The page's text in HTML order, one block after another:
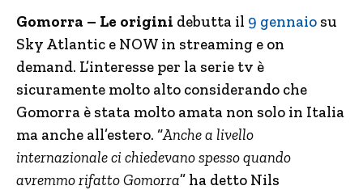
Gomorra – Le origini debutta il 9 gennaio su
Sky Atlantic e NOW in streaming e on
demand. L’interesse per la serie tv è
sicuramente molto alto considerando che
Gomorra è stata molto amata non solo in Italia
ma anche all’estero. “Anche a livello
internazionale ci chiedevano spesso quando
avremmo rifatto Gomorra” ha detto Nils